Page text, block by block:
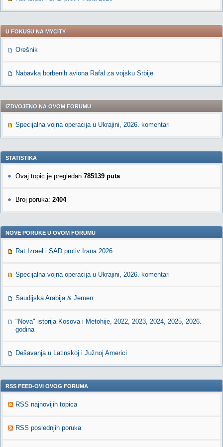
U FOKUSU NA MYCITY
Orešnik
Nabavka borbenih aviona Rafal za vojsku Srbije
IZDVOJENO NA OVOM FORUMU
Specijalna vojna operacija u Ukrajini, 2026. komentari
STATISTIKA
Ovaj topic je pregledan 785139 puta
Broj poruka: 2404
NOVE PORUKE U OVOM FORUMU
Rat Izrael i SAD protiv Irana 2026
Specijalna vojna operacija u Ukrajini, 2026. komentari
Saudijska Arabija & Jemen
"Nova" istorija Kosova i Metohije, 2022, 2023, 2024, 2025, 2026.
godina
Dešavanja u Latinskoj i Južnoj Americi
RSS FEED-OVI OVOG FORUMA
RSS najnovijih topica
RSS poslednjih poruka